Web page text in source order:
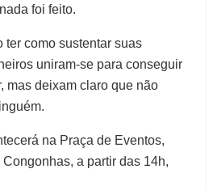
foi feito.
ter como sustentar suas
uniram-se para conseguir
mas deixam claro que não
na Praça de Eventos,
a partir das 14h,